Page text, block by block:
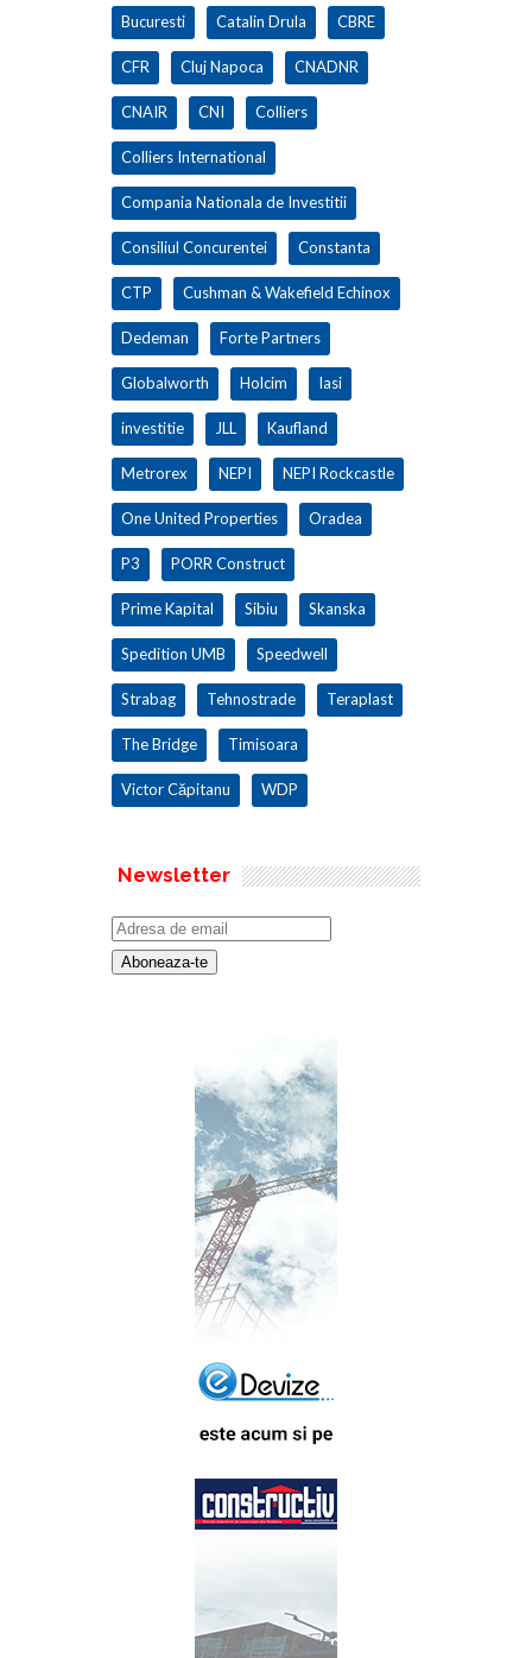
Bucuresti Catalin Drula CBRE
CFR Cluj Napoca CNADNR
CNAIR CNI Colliers
Colliers International
Compania Nationala de Investitii
Consiliul Concurentei Constanta
CTP Cushman & Wakefield Echinox
Dedeman Forte Partners
Globalworth Holcim Iasi
investitie JLL Kaufland
Metrorex NEPI NEPI Rockcastle
One United Properties Oradea
P3 PORR Construct
Prime Kapital Sibiu Skanska
Spedition UMB Speedwell
Strabag Tehnostrade Teraplast
The Bridge Timisoara
Victor Căpitanu WDP
Newsletter